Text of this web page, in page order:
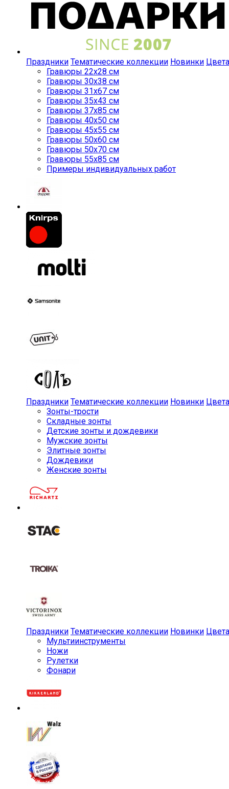
Праздники Тематические коллекции Новинки Цвета
Гравюры 22x28 см
Гравюры 30x38 см
Гравюры 31x67 см
Гравюры 35x43 см
Гравюры 37x85 см
Гравюры 40x50 см
Гравюры 45x55 см
Гравюры 50x60 см
Гравюры 50x70 см
Гравюры 55x85 см
Примеры индивидуальных работ
Праздники Тематические коллекции Новинки Цвета
Зонты-трости
Складные зонты
Детские зонты и дождевики
Мужские зонты
Элитные зонты
Дождевики
Женские зонты
Праздники Тематические коллекции Новинки Цвета
Мульти­инструменты
Ножи
Рулетки
Фонари